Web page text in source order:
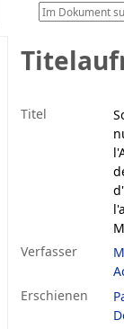
Titel
Verfasser
Erschienen